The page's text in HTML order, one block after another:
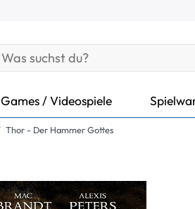
Games / Videospiele
Thor - Der Hammer Gottes